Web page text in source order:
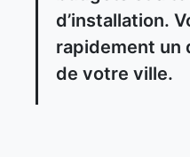
d’installation.
rapidement un
de votre ville.